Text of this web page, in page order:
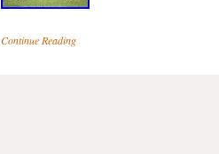
Continue Reading